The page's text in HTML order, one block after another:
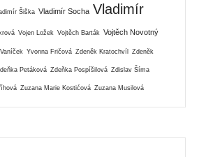
Šiška Vladimír Socha Vladimír
Vojen Ložek Vojtěch Barták Vojtěch Novotný
Yvonna Fričová Zdeněk Kratochvíl Zdeněk
Petáková Zdeňka Pospíšilová Zdislav Šíma
Zuzana Marie Kostićová Zuzana Musilová